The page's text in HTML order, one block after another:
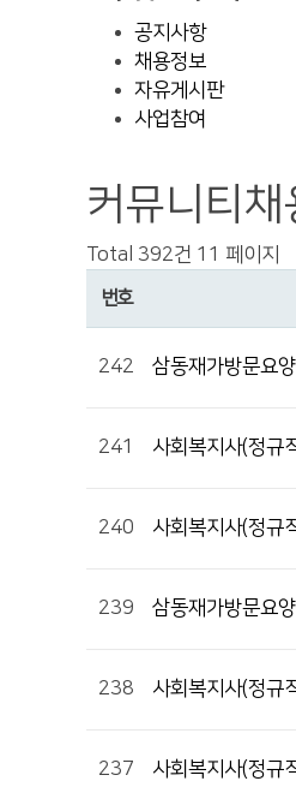
공지사항
채용정보
자유게시판
사업참여
커뮤니티 채
Total 392건 11 페이지
번호
242 삼동재가방문요
241 사회복지사(정규
240 사회복지사(정규
239 삼동재가방문요
238 사회복지사(정규
237 사회복지사(정규